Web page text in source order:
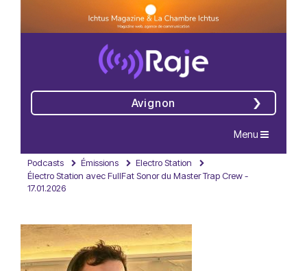
Avignon
Navigation
Menu
Podcasts Émissions
Electro Station
Électro Station avec FullFat Sonor du Master Trap Crew -
17.01.2026